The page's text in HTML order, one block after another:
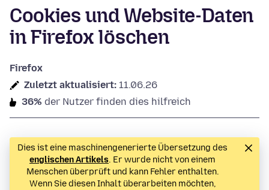
Cookies und Website-Daten
in Firefox löschen
Firefox
Zuletzt aktualisiert: 11.06.26
36% der Nutzer finden dies hilfreich
Dies ist eine maschinengenerierte Übersetzung des
englischen Artikels. Er wurde nicht von einem
Menschen überprüft und kann Fehler enthalten.
Wenn Sie diesen Inhalt überarbeiten möchten,